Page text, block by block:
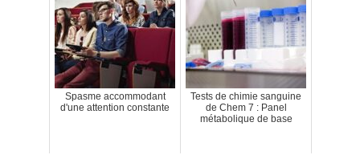
Spasme accommodant
d'une attention constante
Tests de chimie sanguine
de Chem 7 : Panel
métabolique de base